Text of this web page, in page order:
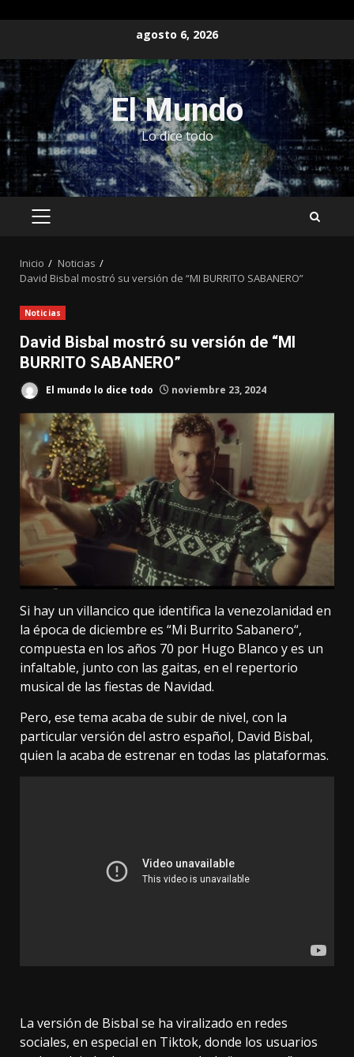
contenido
agosto 6, 2026
El Mundo
Lo dice todo
MENÚ
Inicio
Noticias
David Bisbal mostró su versión de “MI BURRITO SABANERO”
Noticias
David Bisbal mostró su versión de “MI
BURRITO SABANERO”
El mundo lo dice todo noviembre 23, 2024
Si hay un villancico que identifica la venezolanidad en
la época de diciembre es “Mi Burrito Sabanero“,
compuesta en los años 70 por Hugo Blanco y es un
infaltable, junto con las gaitas, en el repertorio
musical de las fiestas de Navidad.
Pero, ese tema acaba de subir de nivel, con la
particular versión del astro español, David Bisbal,
quien la acaba de estrenar en todas las plataformas.
La versión de Bisbal se ha viralizado en redes
sociales, en especial en Tiktok, donde los usuarios